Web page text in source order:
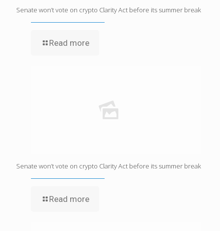
Senate won’t vote on crypto Clarity Act before its summer break
Read more
Senate won’t vote on crypto Clarity Act before its summer break
Read more